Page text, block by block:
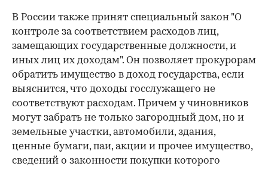
В России также принят специальный закон "О
контроле за соответствием расходов лиц,
замещающих государственные должности, и
иных лиц их доходам". Он позволяет прокурорам
обратить имущество в доход государства, если
выяснится, что доходы госслужащего не
соответствуют расходам. Причем у чиновников
могут забрать не только загородный дом, но и
земельные участки, автомобили, здания,
ценные бумаги, паи, акции и прочее имущество,
сведений о законности покупки которого